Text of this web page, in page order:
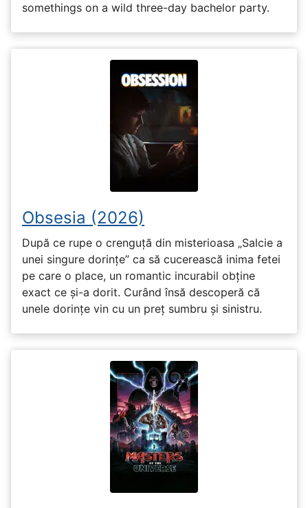
somethings on a wild three-day bachelor party.
Obsesia (2026)
După ce rupe o crenguță din misterioasa „Salcie a
unei singure dorințe” ca să cucerească inima fetei
pe care o place, un romantic incurabil obține
exact ce și-a dorit. Curând însă descoperă că
unele dorințe vin cu un preț sumbru și sinistru.